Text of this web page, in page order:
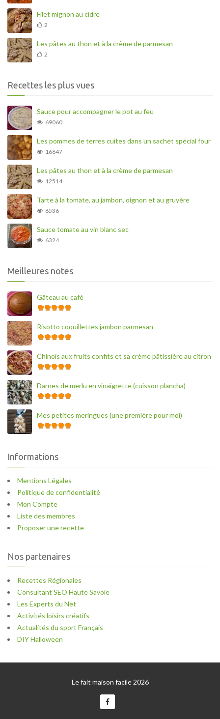
Filet mignon au cidre
2
Les pâtes au thon et à la crème de parmesan
2
Recettes les plus vues
Sauce pour accompagner le pot au feu
69060
Les pommes de terres cuites dans un sachet spécial four
16647
Les pâtes au thon et à la crème de parmesan
12514
Tarte à la tomate, au jambon, oignon et au gruyère
6536
Sauce tomate au vin blanc sec
6324
Meilleures notes
Gâteau au café
Risotto coquillettes jambon parmesan
Chinois aux fruits confits et sa crème pâtissière au citron
Darnes de merlu en vinaigrette (cuisson plancha)
Mes petites meringues (une première pour moi)
Informations
Mentions Légales
Politique de confidentialité
Mon Compte
Liste des membres
Proposer une recette
Nos partenaires
Recettes Régionales
Consultant SEO Haute Savoie
Les Experts du Net
Activités loisirs créatifs
Actualités du sport Français
DIY Halloween
Le fait maison facile 2026